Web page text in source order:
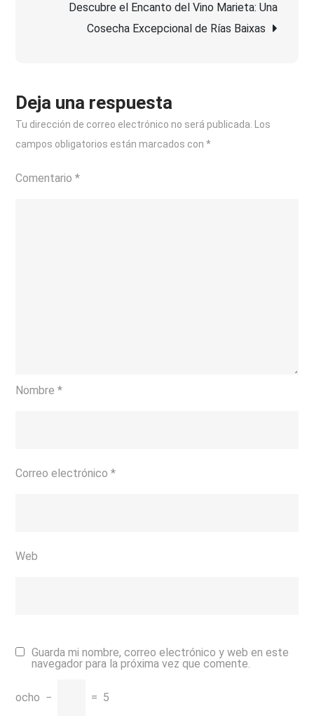
los
Vinos
entradas
Descubre el Encanto del Vino Marieta: Una
Cosecha Excepcional de Rías Baixas
Deja una respuesta
Tu dirección de correo electrónico no será publicada.
Los
campos obligatorios están marcados con*
Comentario*
Nombre*
Correo electrónico*
Web
Guarda mi nombre, correo electrónico y web en este
navegador para la próxima vez que comente.
ocho − = 5